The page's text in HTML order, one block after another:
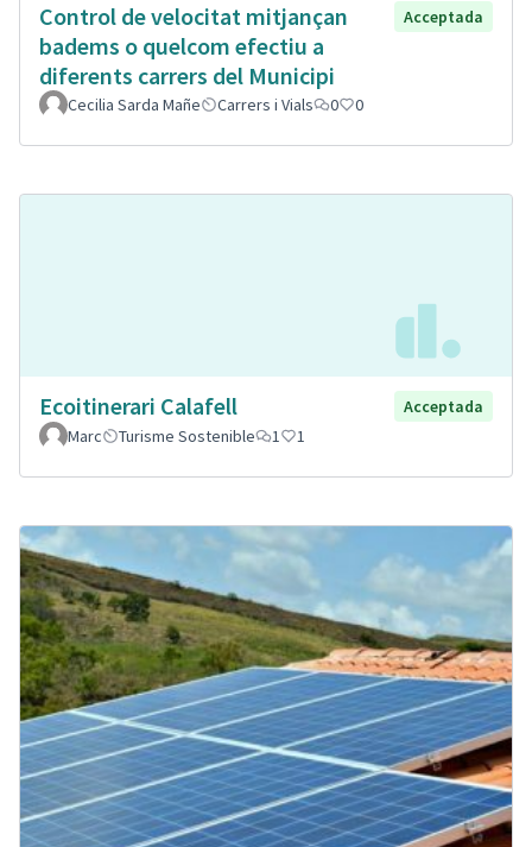
Control de velocitat mitjançan
badems o quelcom efectiu a
diferents carrers del Municipi
Acceptada
Cecilia Sarda Mañe Carrers i Vials 0 0
Ecoitinerari Calafell
Acceptada
Marc
Turisme Sostenible 1 1